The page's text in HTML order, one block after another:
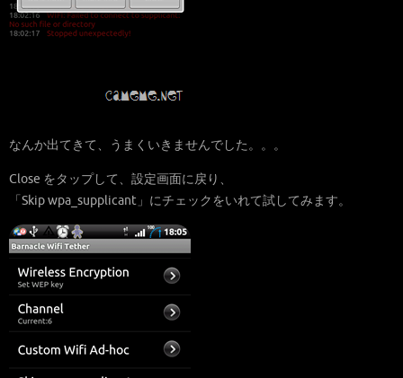
なんか出てきて、うまくいきませんでした。。。
Close をタップして、設定画面に戻り、
「Skip wpa_supplicant」にチェックをいれて試してみます。